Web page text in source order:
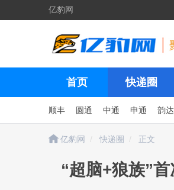
亿豹网
首页 快递圈
顺丰 圆通 中通 申通 韵达
亿豹网 快递圈 正文
“超脑+狼族”